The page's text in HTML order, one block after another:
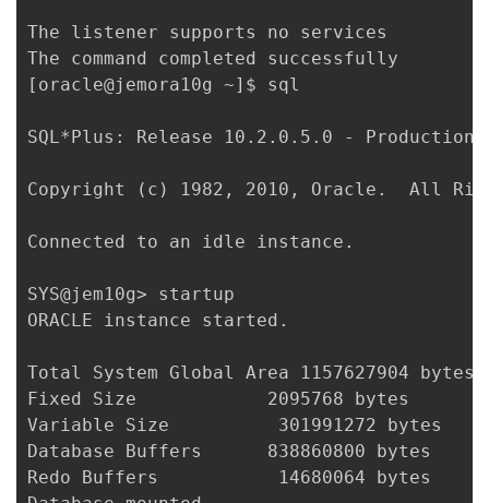
The listener supports no services
The command completed successfully
[oracle@jemora10g ~]$ sql
SQL*Plus: Release 10.2.0.5.0 - Production
Copyright (c) 1982, 2010, Oracle.  All
Connected to an idle instance.
SYS@jem10g> startup
ORACLE instance started.
Total System Global Area 1157627904 bytes
Fixed Size            2095768 bytes
Variable Size          301991272 bytes
Database Buffers      838860800 bytes
Redo Buffers           14680064 bytes